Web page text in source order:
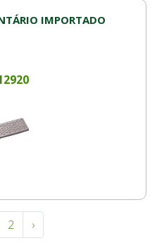
IMPORTADO
2 ›